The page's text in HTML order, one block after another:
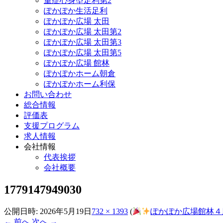
ぽかぽか生活足利
ぽかぽか広場 太田
ぽかぽか広場 太田第2
ぽかぽか広場 太田第3
ぽかぽか広場 太田第5
ぽかぽか広場 館林
ぽかぽかホーム朝倉
ぽかぽかホーム利保
お問い合わせ
総合情報
評価表
支援プログラム
求人情報
会社情報
代表挨拶
会社概要
1779147949030
公開日時: 2026年5月19日 732 × 1393 ( ぽかぽか広場館林